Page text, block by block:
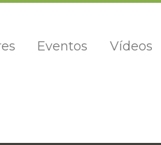
Eventos Vídeos